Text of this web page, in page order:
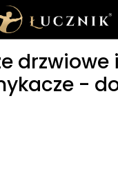
drzwiowe i
-